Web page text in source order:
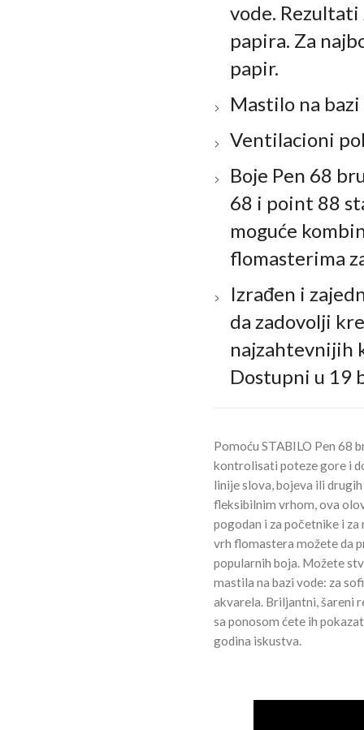
vode. Rezultati
papira. Za
papir.
Mastilo na bazi
Ventilacioni
Boje Pen 68
68 i point 88
moguće
flomasterima
Izrađen i
da zadovolji
najzahtevnijih
Dostupni u 19
Pomoću STABILO Pen 68
kontrolisati poteze gore i
linije slova, bojeva ili
fleksibilnim vrhom, ova
pogodan i za početnike i
vrh flomastera možete da
popularnih boja. Možete
mastila na bazi vode: za
akvarela. Briljantni, šareni
sa ponosom ćete ih
godina iskustva.